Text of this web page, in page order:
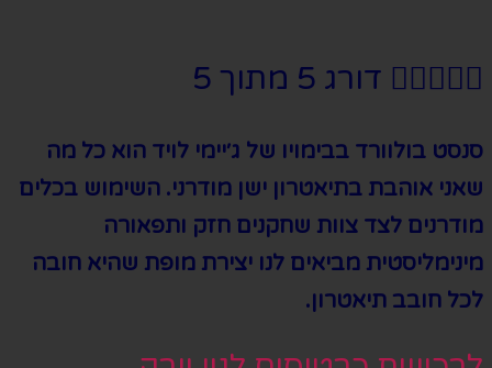
 דורג 5 מתוך 5
סנסט בולוורד בבימויו של ג׳יימי לויד הוא כל מה
שאני אוהבת בתיאטרון ישן מודרני. השימוש בכלים
מודרנים לצד צוות שחקנים חזק ותפאורה
מינימליסטית מביאים לנו יצירת מופת שהיא חובה
לכל חובב תיאטרון.